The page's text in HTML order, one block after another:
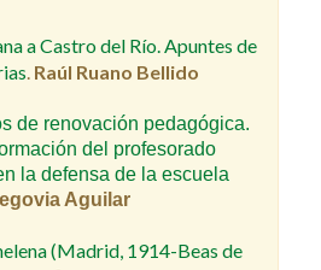
a Castro del Río. Apuntes de
Raúl Ruano Bellido
de renovación pedagógica.
del profesorado
la defensa de la escuela
Aguilar
(Madrid, 1914-Beas de